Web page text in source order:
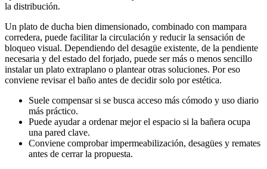
la distribución.
Un plato de ducha bien dimensionado, combinado con mampara
corredera, puede facilitar la circulación y reducir la sensación de
bloqueo visual. Dependiendo del desagüe existente, de la pendiente
necesaria y del estado del forjado, puede ser más o menos sencillo
instalar un plato extraplano o plantear otras soluciones. Por eso
conviene revisar el baño antes de decidir solo por estética.
Suele compensar si se busca acceso más cómodo y uso diario
más práctico.
Puede ayudar a ordenar mejor el espacio si la bañera ocupa
una pared clave.
Conviene comprobar impermeabilización, desagües y remates
antes de cerrar la propuesta.